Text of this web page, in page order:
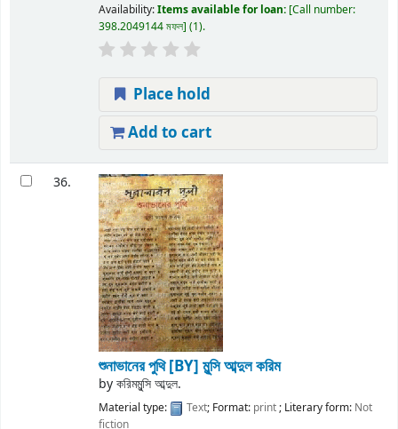
Availability:Items available for loan: Call number:
398.2049144 মফল (1).
Place hold
Add to cart
36.
শুনাভানের পুথি[BY] মুন্সি আব্দুল করিম
byকরিমমুন্সি আব্দুল.
Material type: Text; Format: print; Literary form: Not
fiction